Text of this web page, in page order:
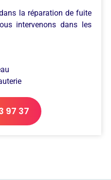
la réparation de fuite
intervenons dans les
97 37